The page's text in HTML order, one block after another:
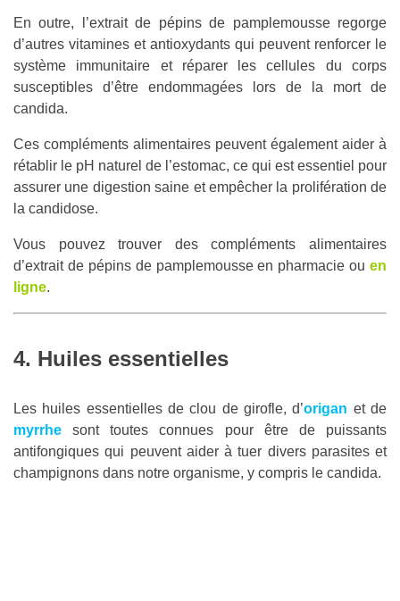
En outre, l’extrait de pépins de pamplemousse regorge
d’autres vitamines et antioxydants qui peuvent renforcer le
système immunitaire et réparer les cellules du corps
susceptibles d’être endommagées lors de la mort de
candida.
Ces compléments alimentaires peuvent également aider à
rétablir le pH naturel de l’estomac, ce qui est essentiel pour
assurer une digestion saine et empêcher la prolifération de
la candidose.
Vous pouvez trouver des compléments alimentaires
d’extrait de pépins de pamplemousse en pharmacie ou en
ligne.
4. Huiles essentielles
Les huiles essentielles de clou de girofle, d’origan et de
myrrhe sont toutes connues pour être de puissants
antifongiques qui peuvent aider à tuer divers parasites et
champignons dans notre organisme, y compris le candida.